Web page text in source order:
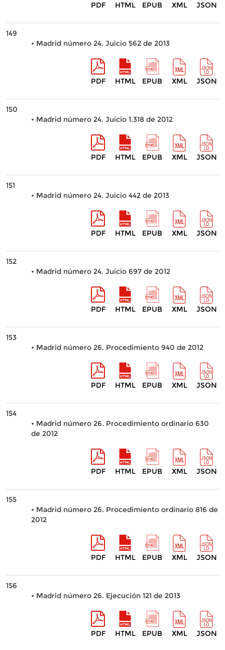
PDF HTML EPUB XML JSON
149
• Madrid número 24. Juicio 562 de 2013
PDF HTML EPUB XML JSON
150
• Madrid número 24. Juicio 1.318 de 2012
PDF HTML EPUB XML JSON
151
• Madrid número 24. Juicio 442 de 2013
PDF HTML EPUB XML JSON
152
• Madrid número 24. Juicio 697 de 2012
PDF HTML EPUB XML JSON
153
• Madrid número 26. Procedimiento 940 de 2012
PDF HTML EPUB XML JSON
154
• Madrid número 26. Procedimiento ordinario 630
de 2012
PDF HTML EPUB XML JSON
155
• Madrid número 26. Procedimiento ordinario 816 de
2012
PDF HTML EPUB XML JSON
156
• Madrid número 26. Ejecución 121 de 2013
PDF HTML EPUB XML JSON